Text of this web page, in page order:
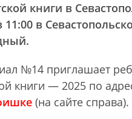
книги в
в
№14 приглашает
книги — 2025 по
(на сайте справа).